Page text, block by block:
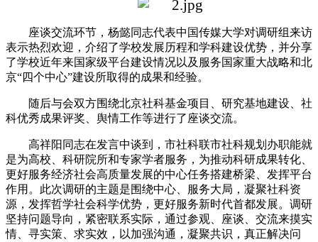
座谈交流环节， 杨懿同志代表中国传媒大学对调研组来访
表示热烈欢迎， 介绍了学校发展历程和学科建设优势，并分享
了学校近年来国家级平台建设情况以及 服务国家重大战略和北
京“四个中心”建设所取得的成果和经验。
随后与会双方围绕北京社科基金项目、研究基地建设、社
科优秀成果评奖、舆情工作等进行了座谈交流。
高祥阳同志在发言中谈到，市社科联市社科规划办职能就
是为高校、科研院所和专家学者服务，为推动科研成果转化、
更好服务经济社会高质量发展的中心任务搭建桥梁、发挥平台
作用。此次调研的主题是围绕中心、服务大局，凝聚社科资
源，发挥哲学社会科学优势，更好服务新时代首都发展。调研
坚持问题导向，紧密联系实际，通过参观、
座谈、交流来摸实
情、寻实策、求实效，以加强沟通，凝聚共识，真正解决问